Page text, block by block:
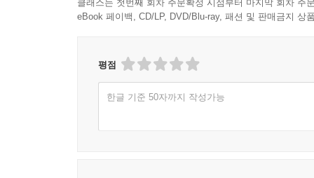
클래스는 첫번째 회차 주문확정 시점부터 마지막 회차 주
eBook 페이백, CD/LP, DVD/Blu-ray, 패션 및 판매금지 상
평점
한글 기준 50자까지 작성가능